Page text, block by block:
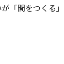
「間をつくる」